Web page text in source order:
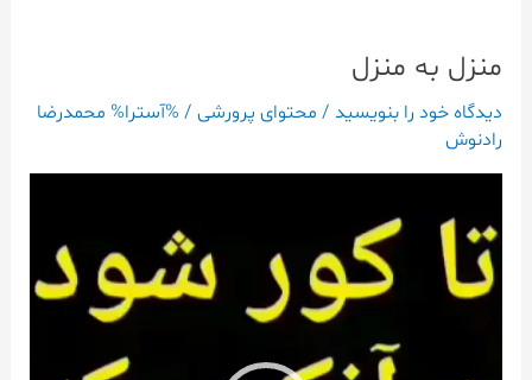
منزل به منزل
دیدگاه‌ خود را بنویسید / محتوای پرورشی/ %آسترا% محمدرضا
رادنوش
ویدیو
منزل
منزل